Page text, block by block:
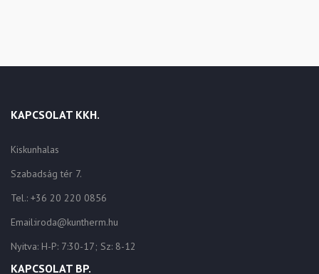
KAPCSOLAT KKH.
Kiskunhalas
Szabadság tér 7.
Tel.: +36 20 220 0856
Email:iroda@kuntherm.hu
Nyitva: H-P: 7:30-17; Sz: 8-12
KAPCSOLAT BP.